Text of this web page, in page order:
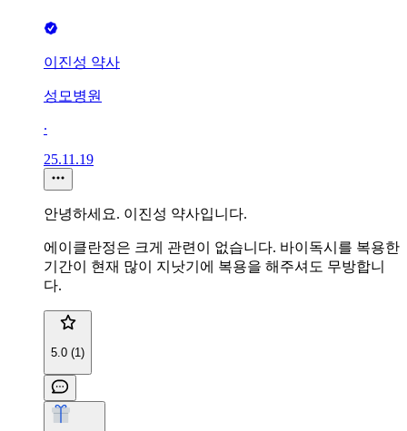
이진성 약사
성모병원
∙
25.11.19
안녕하세요. 이진성 약사입니다.
에이클란정은 크게 관련이 없습니다. 바이독시를 복용한
기간이 현재 많이 지낫기에 복용을 해주셔도 무방합니
다.
5.0 (1)